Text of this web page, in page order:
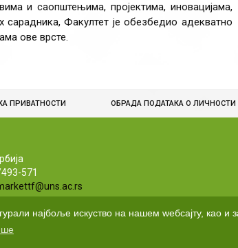
најбоље искуство на нашем wебсајту, као
и саопштењима, пројектима, иновацијама,
сарадника, Факултет је обезбедио адекватно
ове врсте.
ПРИВАТНОСТИ ОБРАДА ПОДАТАКА О ЛИЧНОСТИ
571